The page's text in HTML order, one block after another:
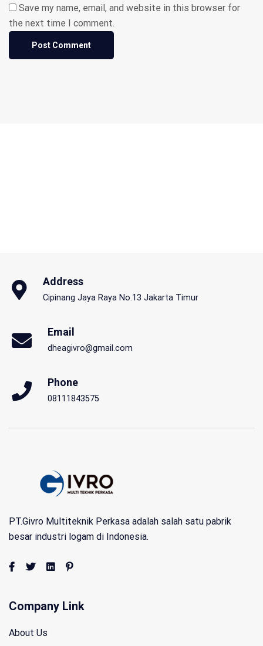
Save my name, email, and website in this browser for
the next time I comment.
Address
Cipinang Jaya Raya No.13 Jakarta Timur
Email
dheagivro@gmail.com
Phone
08111843575
PT.Givro Multiteknik Perkasa adalah salah satu pabrik
besar industri logam di Indonesia.
Company Link
About Us